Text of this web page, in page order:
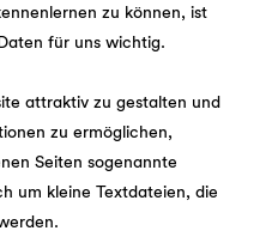
zu können, ist
für uns wichtig.
attraktiv zu gestalten und
zu ermöglichen,
Seiten sogenannte
um kleine Textdateien, die